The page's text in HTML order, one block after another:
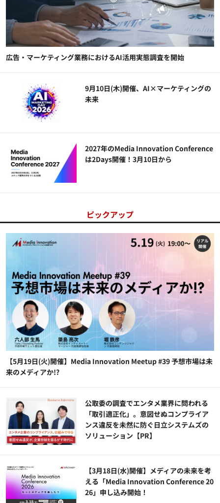
広告・マーケティング業務におけるAI活用実態調査を開始
9月10日(木)開催、AI×マーケティングの
未来
2027年のMedia Innovation Conference
は2Days開催！3月10日から
ピックアップ
【5月19日(火)開催】Media Innovation Meetup #39 予想市場は未
来のメディアか!?
公​​取委の調査でエンタメ業界に問われる
「取引適正化」。意図せぬコンプライア
ンス違反を未然に防ぐ日立システムズの
ソリューション​【PR】
【3月18日(水)開催】メディアの未来を考
える「Media Innovation Conference 20
26」申し込み開始！